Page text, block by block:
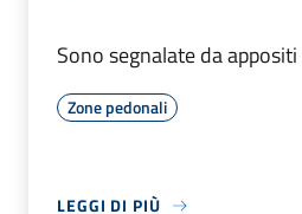
Sono segnalate da
Zone pedonali
LEGGI DI PIÙ